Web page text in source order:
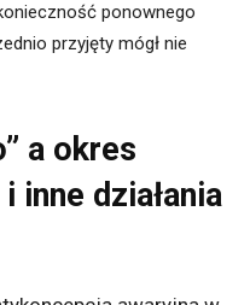
ponownego
przyjęty mógł nie
a okres
inne działania